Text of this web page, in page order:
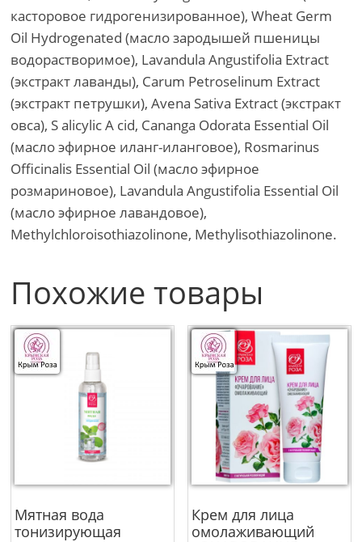
касторовое гидрогенизированное), Wheat Germ
Oil Hydrogenated (масло зародышей пшеницы
водорастворимое), Lavandula Angustifolia Extract
(экстракт лаванды), Carum Petroselinum Extract
(экстракт петрушки), Avena Sativa Extract (экстракт
овса), S alicylic A cid, Cananga Odorata Essential Oil
(масло эфирное иланг-иланговое), Rosmarinus
Officinalis Essential Oil (масло эфирное
розмариновое), Lavandula Angustifolia Essential Oil
(масло эфирное лавандовое),
Methylchloroisothiazolinone, Methylisothiazolinone.
Похожие товары
Мятная вода
тонизирующая
Крем для лица
омолаживающий